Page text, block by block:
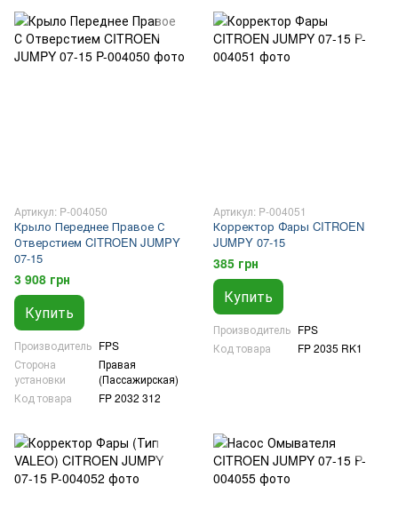
Артикул: P-004050
Крыло Переднее Правое С
Отверстием CITROEN JUMPY
07-15
3 908 грн
Купить
Производитель FPS
Сторона
установки
Правая
(Пассажирская)
Код товара
FP 2032 312
Артикул: P-004051
Корректор Фары CITROEN
JUMPY 07-15
385 грн
Купить
Производитель FPS
Код товара
FP 2035 RK1